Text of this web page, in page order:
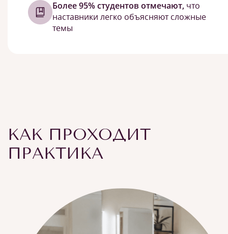
Более 95% студентов отмечают, что
наставники легко объясняют сложные
темы
КАК ПРОХОДИТ
ПРАКТИКА